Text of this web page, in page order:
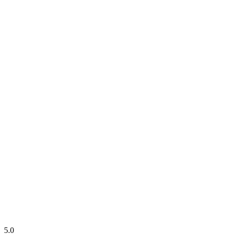
5.0